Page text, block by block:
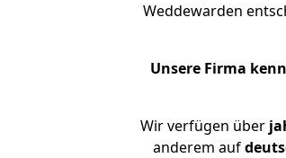
Weddewarden
Unsere Firma
Wir verfügen über
anderem auf